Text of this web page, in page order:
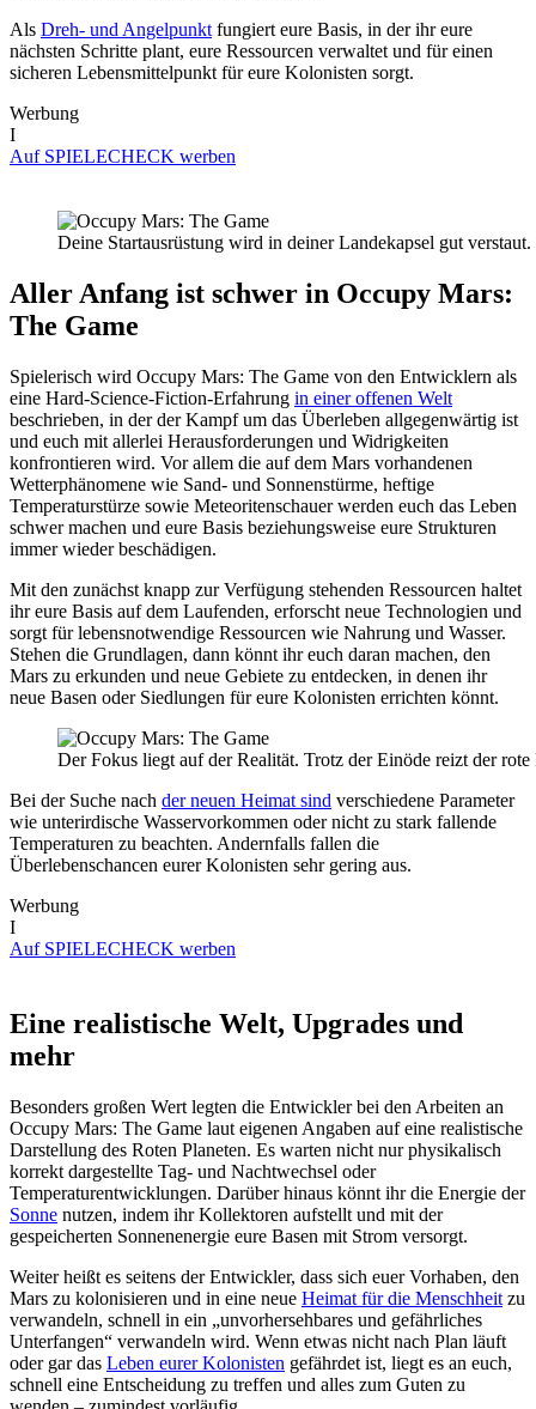
Als Dreh- und Angelpunkt fungiert eure Basis, in der ihr eure
nächsten Schritte plant, eure Ressourcen verwaltet und für einen
sicheren Lebensmittelpunkt für eure Kolonisten sorgt.
Werbung
I
Auf SPIELECHECK werben
Deine Startausrüstung wird in deiner Landekapsel gut
Aller Anfang ist schwer in Occupy Mars:
The Game
Spielerisch wird Occupy Mars: The Game von den Entwicklern als
eine Hard-Science-Fiction-Erfahrung in einer offenen Welt
beschrieben, in der der Kampf um das Überleben allgegenwärtig ist
und euch mit allerlei Herausforderungen und Widrigkeiten
konfrontieren wird. Vor allem die auf dem Mars vorhandenen
Wetterphänomene wie Sand- und Sonnenstürme, heftige
Temperaturstürze sowie Meteoritenschauer werden euch das Leben
schwer machen und eure Basis beziehungsweise eure Strukturen
immer wieder beschädigen.
Mit den zunächst knapp zur Verfügung stehenden Ressourcen haltet
ihr eure Basis auf dem Laufenden, erforscht neue Technologien und
sorgt für lebensnotwendige Ressourcen wie Nahrung und Wasser.
Stehen die Grundlagen, dann könnt ihr euch daran machen, den
Mars zu erkunden und neue Gebiete zu entdecken, in denen ihr
neue Basen oder Siedlungen für eure Kolonisten errichten könnt.
Der Fokus liegt auf der Realität. Trotz der Einöde reizt der
Bei der Suche nach der neuen Heimat sind verschiedene Parameter
wie unterirdische Wasservorkommen oder nicht zu stark fallende
Temperaturen zu beachten. Andernfalls fallen die
Überlebenschancen eurer Kolonisten sehr gering aus.
Werbung
I
Auf SPIELECHECK werben
Eine realistische Welt, Upgrades und
mehr
Besonders großen Wert legten die Entwickler bei den Arbeiten an
Occupy Mars: The Game laut eigenen Angaben auf eine realistische
Darstellung des Roten Planeten. Es warten nicht nur physikalisch
korrekt dargestellte Tag- und Nachtwechsel oder
Temperaturentwicklungen. Darüber hinaus könnt ihr die Energie der
Sonne nutzen, indem ihr Kollektoren aufstellt und mit der
gespeicherten Sonnenenergie eure Basen mit Strom versorgt.
Weiter heißt es seitens der Entwickler, dass sich euer Vorhaben, den
Mars zu kolonisieren und in eine neue Heimat für die Menschheit zu
verwandeln, schnell in ein „unvorhersehbares und gefährliches
Unterfangen“ verwandeln wird. Wenn etwas nicht nach Plan läuft
oder gar das Leben eurer Kolonisten gefährdet ist, liegt es an euch,
schnell eine Entscheidung zu treffen und alles zum Guten zu